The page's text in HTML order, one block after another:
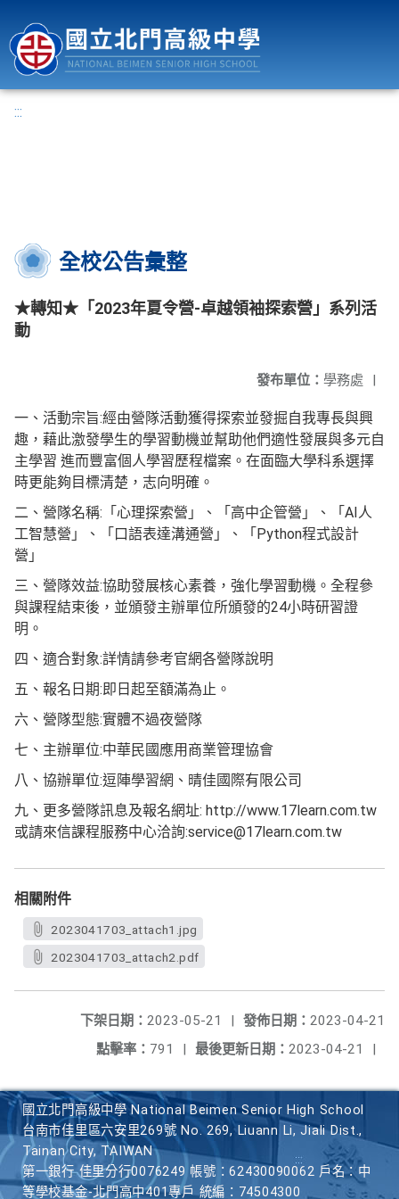
:::
全校公告彙整
★轉知★「2023年夏令營-卓越領袖探索營」系列活
動
發布單位： 學務處 |
一、活動宗旨:經由營隊活動獲得探索並發掘自我專長與興
趣，藉此激發學生的學習動機並幫助他們適性發展與多元自
主學習 進而豐富個人學習歷程檔案。在面臨大學科系選擇
時更能夠目標清楚，志向明確。
二、營隊名稱:「心理探索營」、「高中企管營」、「AI人
工智慧營」、「口語表達溝通營」、「Python程式設計
營」
三、營隊效益:協助發展核心素養，強化學習動機。全程參
與課程結束後，並頒發主辦單位所頒發的24小時研習證
明。
四、適合對象:詳情請參考官網各營隊說明
五、報名日期:即日起至額滿為止。
六、營隊型態:實體不過夜營隊
七、主辦單位:中華民國應用商業管理協會
八、協辦單位:逗陣學習網、晴佳國際有限公司
九、更多營隊訊息及報名網址: http://www.17learn.com.tw
或請來信課程服務中心洽詢:service@17learn.com.tw
相關附件
2023041703_attach1.jpg
2023041703_attach2.pdf
發佈日期： 2023-04-21
下架日期： 2023-05-21
|
最後更新日期： 2023-04-21 |
點擊率： 791 |
國立北門高級中學 National Beimen Senior High School
台南市佳里區六安里269號 No. 269, Liuann Li, Jiali Dist.,
Tainan City, TAIWAN
第一銀行 佳里分行0076249 帳號：62430090062 戶名：中
等學校基金-北門高中401專戶 統編：74504300